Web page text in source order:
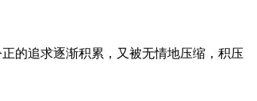
的追求逐渐积累，又被无情地压缩，积压